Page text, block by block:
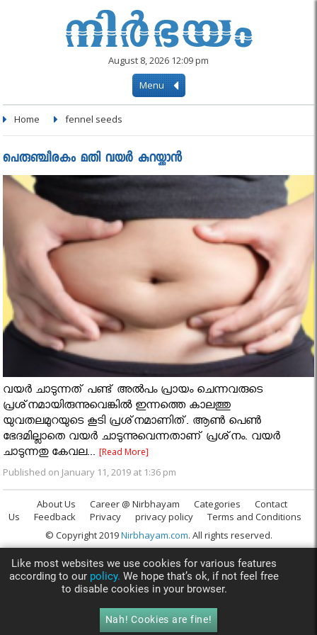
August 8, 2026 12:09 pm
Menu
Home fennel seeds
പെരുഞ്ചീരകം മതി വയര്‍ കുറയ്ക്കാന്‍
വയര്‍ ചാടുന്നത് പണ്ട് അല്‍പം പ്രായം ചെന്നവരുടെ
പ്രശ്‌നമായിരുന്നുവെങ്കില്‍ ഇന്നത്തെ കാലത്തു
യുവതലമുറയുടെ കൂടി പ്രശ്‌നമാണിത്. ആണ്‍ പെണ്‍
ഭേദമില്ലാതെ വയര്‍ ചാടുന്നുവെന്നതാണ് പ്രശ്‌നം. വയര്‍
ചാടുന്നതു കേവല...[Read More]
Published on January 11, 2019 at 1:36 pm
About Us Career @ Nirbhayam Categories
Contact
Us
Feedback Privacy privacy policy
Terms and Conditions
© Copyright 2019Nirbhayam.com. All rights reserved.
Like most websites we use cookies for various features
according to our policy. We hope that’s ok, if not feel free
to disable cookies in your browser.
Nah! Cookies are fine!